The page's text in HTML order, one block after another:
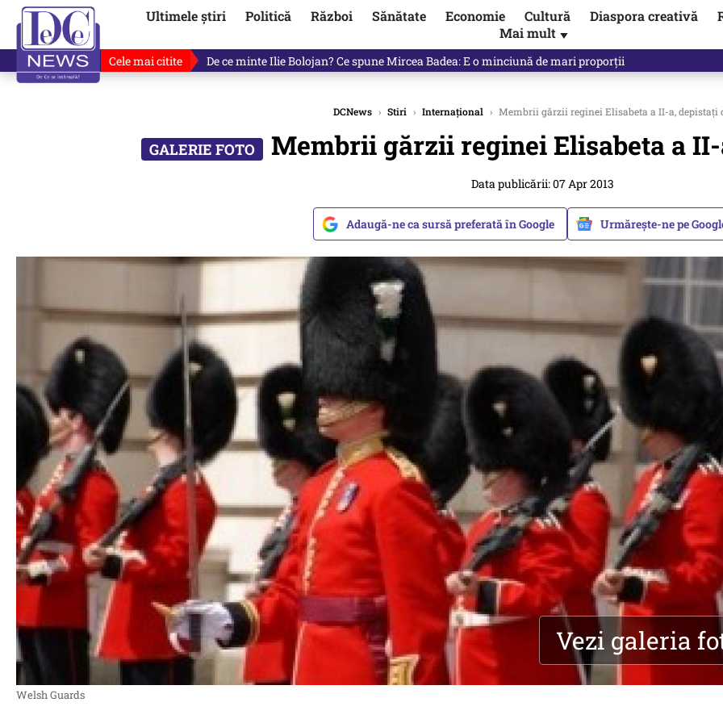
Ultimele știri Politică Război Sănătate Economie Cultură Diaspora creativă
Mai mult ▼
Cele mai citite Cu luni înainte de anunțul lui Ponta, Chirieac anticipa totul. Cine este acum în pericol / VIDEO
DCNews › Stiri › Internațional › Membrii gărzii reginei Elisabeta a II-a, depistați
Membrii gărzii reginei Elisabeta a
Data publicării: 07 Apr 2013
Adaugă-ne ca sursă preferată în Google Urmărește-ne pe
Vezi galeria
Welsh Guards